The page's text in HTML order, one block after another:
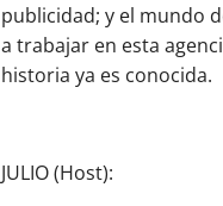
publicidad; y el mundo
a trabajar en esta
historia ya es conocida.
JULIO (Host):